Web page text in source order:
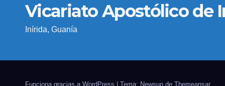
Vicariato Apostólico de
Inírida, Guanía
Funciona gracias a WordPress Tema: Newsup de Themeansar